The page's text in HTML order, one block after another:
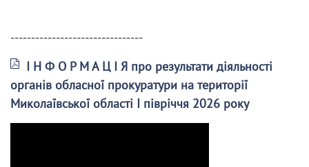
--------------------------------
І Н Ф О Р М А Ц І Я про результати діяльності
органів обласної прокуратури на території
Миколаївської області І півріччя 2026 року